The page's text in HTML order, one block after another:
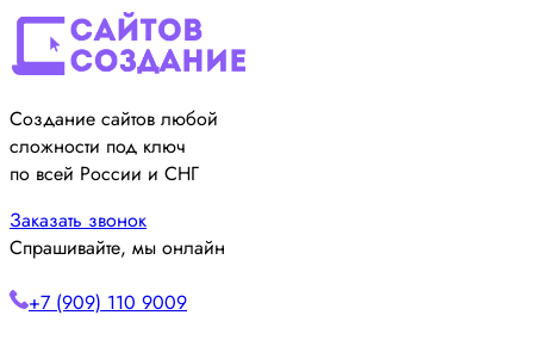
Создание сайтов любой
сложности под ключ
по всей России и СНГ
Заказать звонок
Спрашивайте, мы онлайн
+7 (909) 110 9009